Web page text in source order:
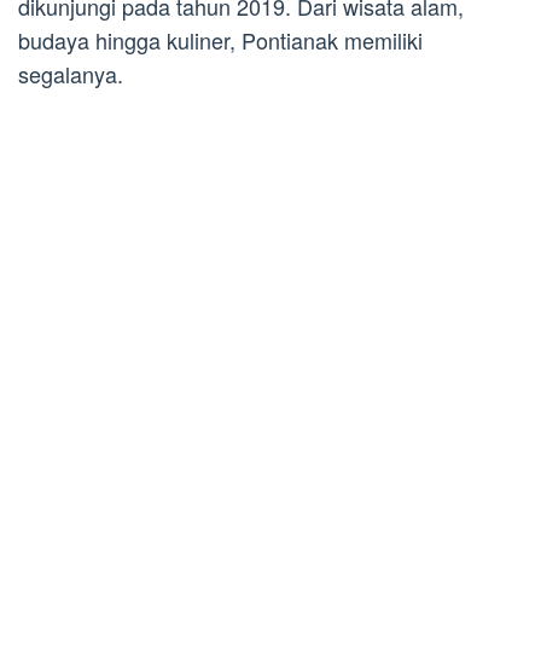
budaya hingga kuliner, Pontianak memiliki
segalanya.